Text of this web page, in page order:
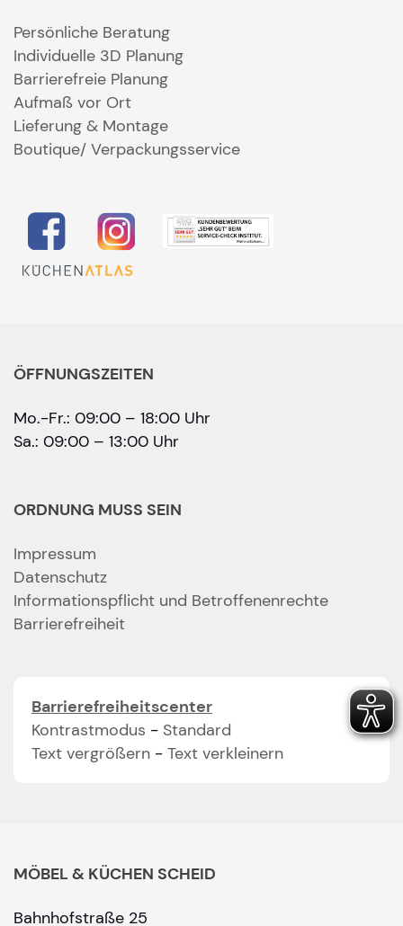
Persönliche Beratung
Individuelle 3D Planung
Barrierefreie Planung
Aufmaß vor Ort
Lieferung & Montage
Boutique/ Verpackungsservice
ÖFFNUNGSZEITEN
Mo.-Fr.: 09:00 – 18:00 Uhr
Sa.: 09:00 – 13:00 Uhr
ORDNUNG MUSS SEIN
Impressum
Datenschutz
Informationspflicht und Betroffenenrechte
Barrierefreiheit
Barrierefreiheitscenter
Kontrastmodus - Standard
Text vergrößern - Text verkleinern
MÖBEL & KÜCHEN SCHEID
Bahnhofstraße 25